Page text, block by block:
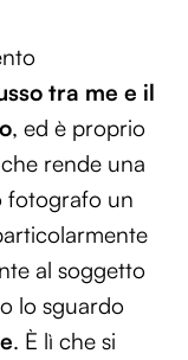
tra me e il
, ed è proprio
rende una
fotografo un
al soggetto
lo sguardo
. È lì che si